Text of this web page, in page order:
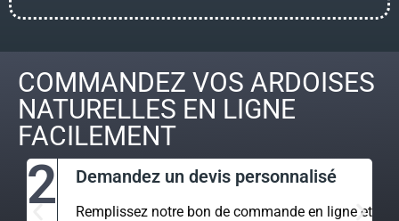
COMMANDEZ VOS ARDOISES
NATURELLES EN LIGNE
FACILEMENT
2 Demandez un devis personnalisé
Remplissez notre bon de commande en ligne et